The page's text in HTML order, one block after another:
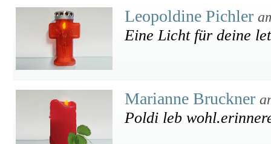
Leopoldine Pichler
Eine Licht für deine
Marianne Bruckner
Poldi leb